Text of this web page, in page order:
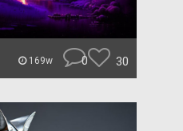
169w 0 30